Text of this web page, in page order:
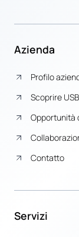
Azienda
Profilo
Scoprire
Opportunità
Contatto
Servizi